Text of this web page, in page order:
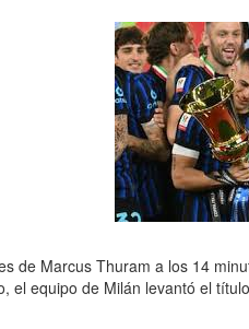
de Marcus Thuram a los 14
el equipo de Milán levantó el